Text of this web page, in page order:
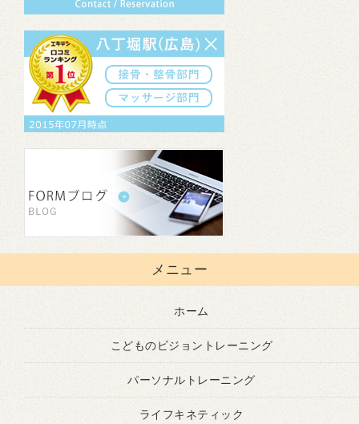
メニュー
ホーム
こどものビジョントレーニング
パーソナルトレーニング
ライフキネティック